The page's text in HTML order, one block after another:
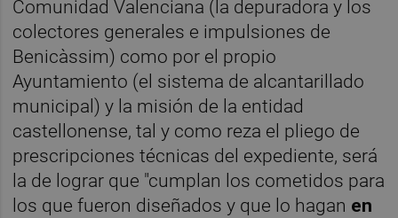
Comunidad Valenciana (la depuradora y los
colectores generales e impulsiones de
Benicàssim) como por el propio
Ayuntamiento (el sistema de alcantarillado
municipal) y la misión de la entidad
castellonense, tal y como reza el pliego de
prescripciones técnicas del expediente, será
la de lograr que "cumplan los cometidos para
los que fueron diseñados y que lo hagan en